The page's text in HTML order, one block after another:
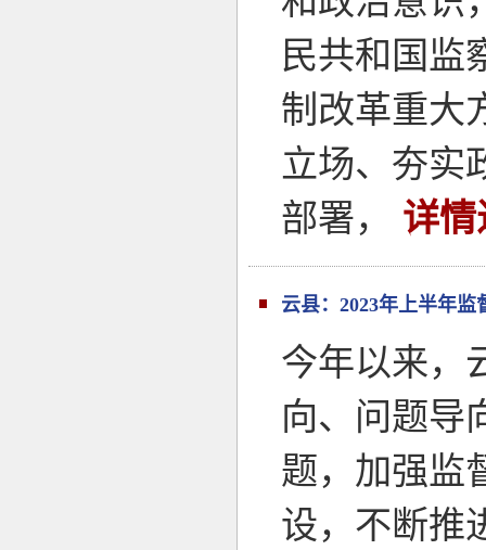
民共和国监
制改革重大
立场、夯实
部署，
详情
云县：2023年上半年
今年以来，
向、问题导
题，加强监
设，不断推